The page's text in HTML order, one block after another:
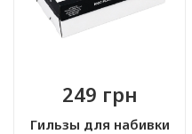
249 грн
Гильзы для набивки